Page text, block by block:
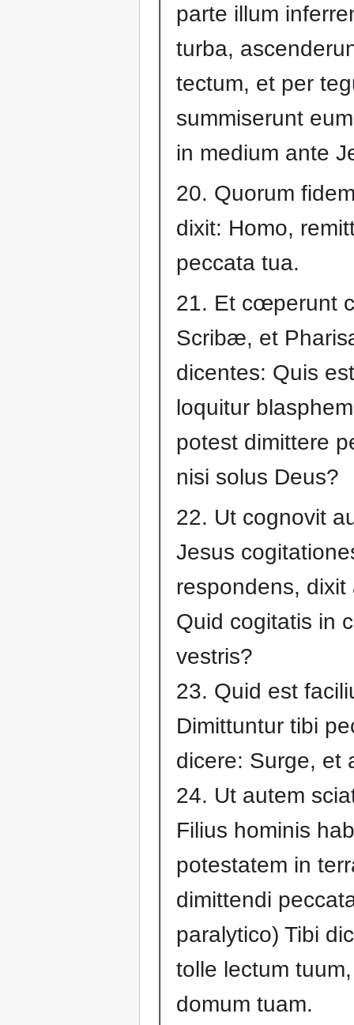
parte illum
turba,
tectum, et per
summiserunt
in medium ante
20. Quorum
dixit: Homo,
peccata tua.
21. Et cœperunt
Scribæ, et
dicentes: Quis
loquitur
potest dimittere
nisi solus Deus?
22. Ut cognovit
Jesus
respondens, dixit
Quid cogitatis in
vestris?
23. Quid est
Dimittuntur tibi
dicere: Surge, et
24. Ut autem
Filius hominis
potestatem in
dimittendi
paralytico) Tibi
tolle lectum
domum tuam.